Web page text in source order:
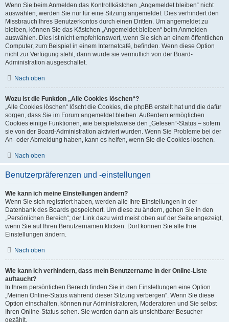
Wenn Sie beim Anmelden das Kontrollkästchen „Angemeldet bleiben“ nicht
auswählen, werden Sie nur für eine Sitzung angemeldet. Dies verhindert den
Missbrauch Ihres Benutzerkontos durch einen Dritten. Um angemeldet zu
bleiben, können Sie das Kästchen „Angemeldet bleiben“ beim Anmelden
auswählen. Dies ist nicht empfehlenswert, wenn Sie sich an einem öffentlichen
Computer, zum Beispiel in einem Internetcafé, befinden. Wenn diese Option
nicht zur Verfügung steht, dann wurde sie vermutlich von der Board-
Administration ausgeschaltet.
Nach oben
Wozu ist die Funktion „Alle Cookies löschen“?
„Alle Cookies löschen“ löscht die Cookies, die phpBB erstellt hat und die dafür
sorgen, dass Sie im Forum angemeldet bleiben. Außerdem ermöglichen
Cookies einige Funktionen, wie beispielsweise den „Gelesen“-Status – sofern
sie von der Board-Administration aktiviert wurden. Wenn Sie Probleme bei der
An- oder Abmeldung haben, kann es helfen, wenn Sie die Cookies löschen.
Nach oben
Benutzerpräferenzen und -einstellungen
Wie kann ich meine Einstellungen ändern?
Wenn Sie sich registriert haben, werden alle Ihre Einstellungen in der
Datenbank des Boards gespeichert. Um diese zu ändern, gehen Sie in den
„Persönlichen Bereich“; der Link dazu wird meist oben auf der Seite angezeigt,
wenn Sie auf Ihren Benutzernamen klicken. Dort können Sie alle Ihre
Einstellungen ändern.
Nach oben
Wie kann ich verhindern, dass mein Benutzername in der Online-Liste
auftaucht?
In Ihrem persönlichen Bereich finden Sie in den Einstellungen eine Option
„Meinen Online-Status während dieser Sitzung verbergen“. Wenn Sie diese
Option einschalten, können nur Administratoren, Moderatoren und Sie selbst
Ihren Online-Status sehen. Sie werden dann als unsichtbarer Besucher
gezählt.